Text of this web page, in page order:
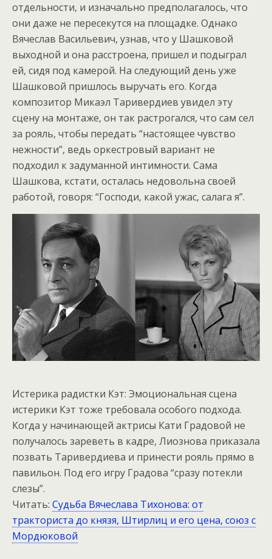
отдельности, и изначально предполагалось, что
они даже не пересекутся на площадке. Однако
Вячеслав Васильевич, узнав, что у Шашковой
выходной и она расстроена, пришел и подыграл
ей, сидя под камерой. На следующий день уже
Шашковой пришлось выручать его. Когда
композитор Микаэл Таривердиев увидел эту
сцену на монтаже, он так растрогался, что сам сел
за рояль, чтобы передать “настоящее чувство
нежности”, ведь оркестровый вариант не
подходил к задуманной интимности. Сама
Шашкова, кстати, осталась недовольна своей
работой, говоря: “Господи, какой ужас, салага я”.
Истерика радистки Кэт: Эмоциональная сцена
истерики Кэт тоже требовала особого подхода.
Когда у начинающей актрисы Кати Градовой не
получалось зареветь в кадре, Лиознова приказала
позвать Таривердиева и принести рояль прямо в
павильон. Под его игру Градова “сразу потекли
слезы”.
Читать: Судьба Вячеслава Тихонова: от
тракториста до князя, Штирлиц и его цена, союз с
Мордюковой